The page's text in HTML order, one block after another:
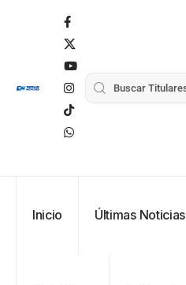
Inicio Últimas Noticias